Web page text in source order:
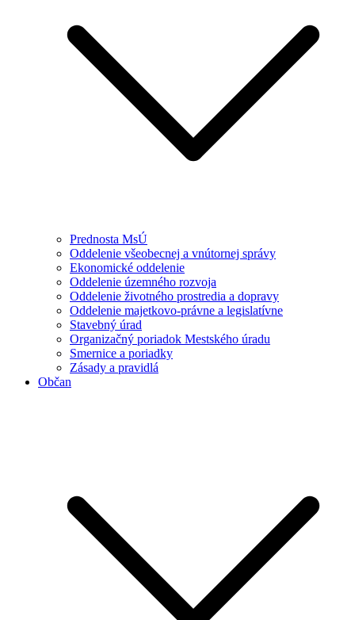
Prednosta MsÚ
Oddelenie všeobecnej a vnútornej správy
Ekonomické oddelenie
Oddelenie územného rozvoja
Oddelenie životného prostredia a dopravy
Oddelenie majetkovo-právne a legislatívne
Stavebný úrad
Organizačný poriadok Mestského úradu
Smernice a poriadky
Zásady a pravidlá
Občan